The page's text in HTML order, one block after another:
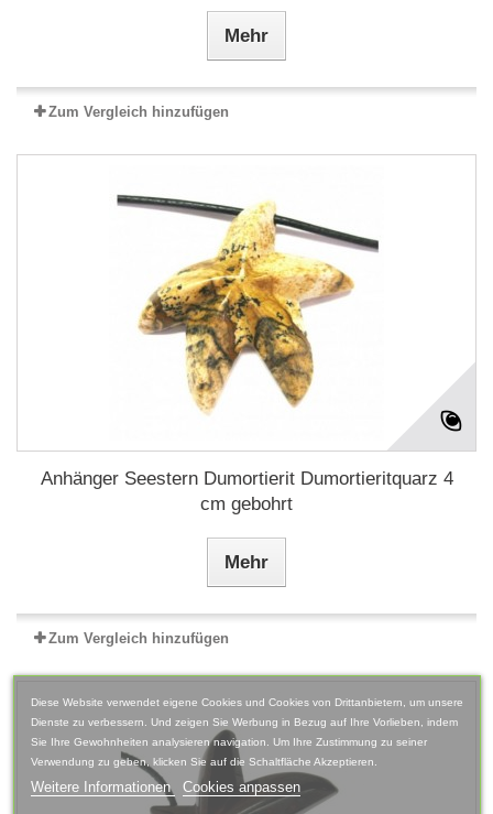
Mehr
Zum Vergleich hinzufügen
Anhänger Seestern Dumortierit Dumortieritquarz 4
cm gebohrt
Mehr
Zum Vergleich hinzufügen
Diese Website verwendet eigene Cookies und Cookies von Drittanbietern, um unsere
Dienste zu verbessern. Und zeigen Sie Werbung in Bezug auf Ihre Vorlieben, indem
Sie Ihre Gewohnheiten analysieren navigation. Um Ihre Zustimmung zu seiner
Verwendung zu geben, klicken Sie auf die Schaltfläche Akzeptieren.
Weitere Informationen Cookies anpassen